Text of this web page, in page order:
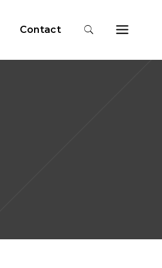
Contact